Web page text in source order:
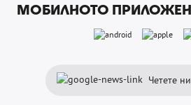
МОБИЛНОТО
Четете